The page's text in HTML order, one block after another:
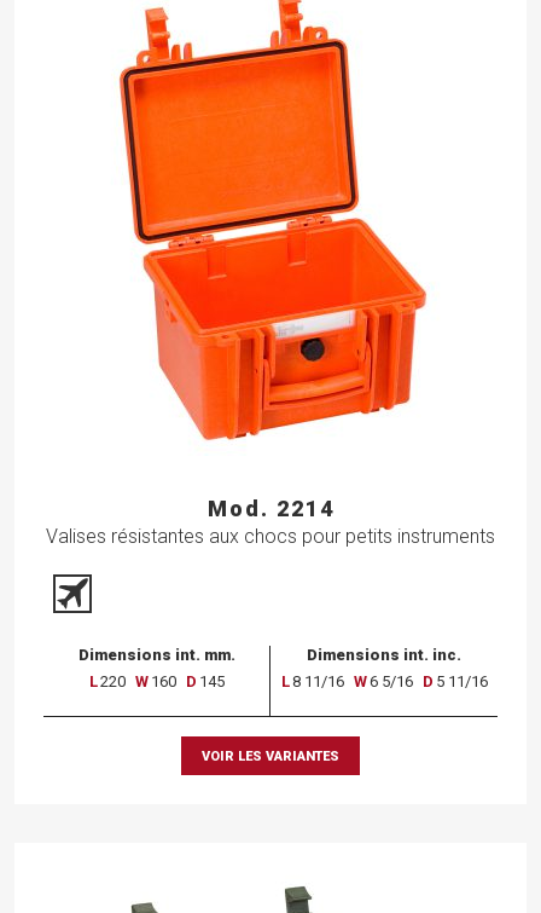
Mod. 2214
Valises résistantes aux chocs pour petits instruments
Dimensions int. mm.
L220 W 160 D 145
Dimensions int. inc.
L8 11/16 W6 5/16 D 5 11/16
VOIR LES VARIANTES